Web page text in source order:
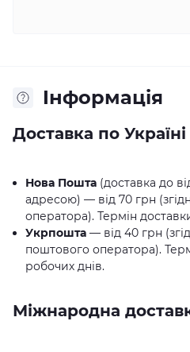
Iнформація
Доставка по Україні
Нова Пошта (доставка до
адресою) — від 70 грн
оператора). Термін
Укрпошта — від 40 грн
поштового оператора).
робочих днів.
Міжнародна